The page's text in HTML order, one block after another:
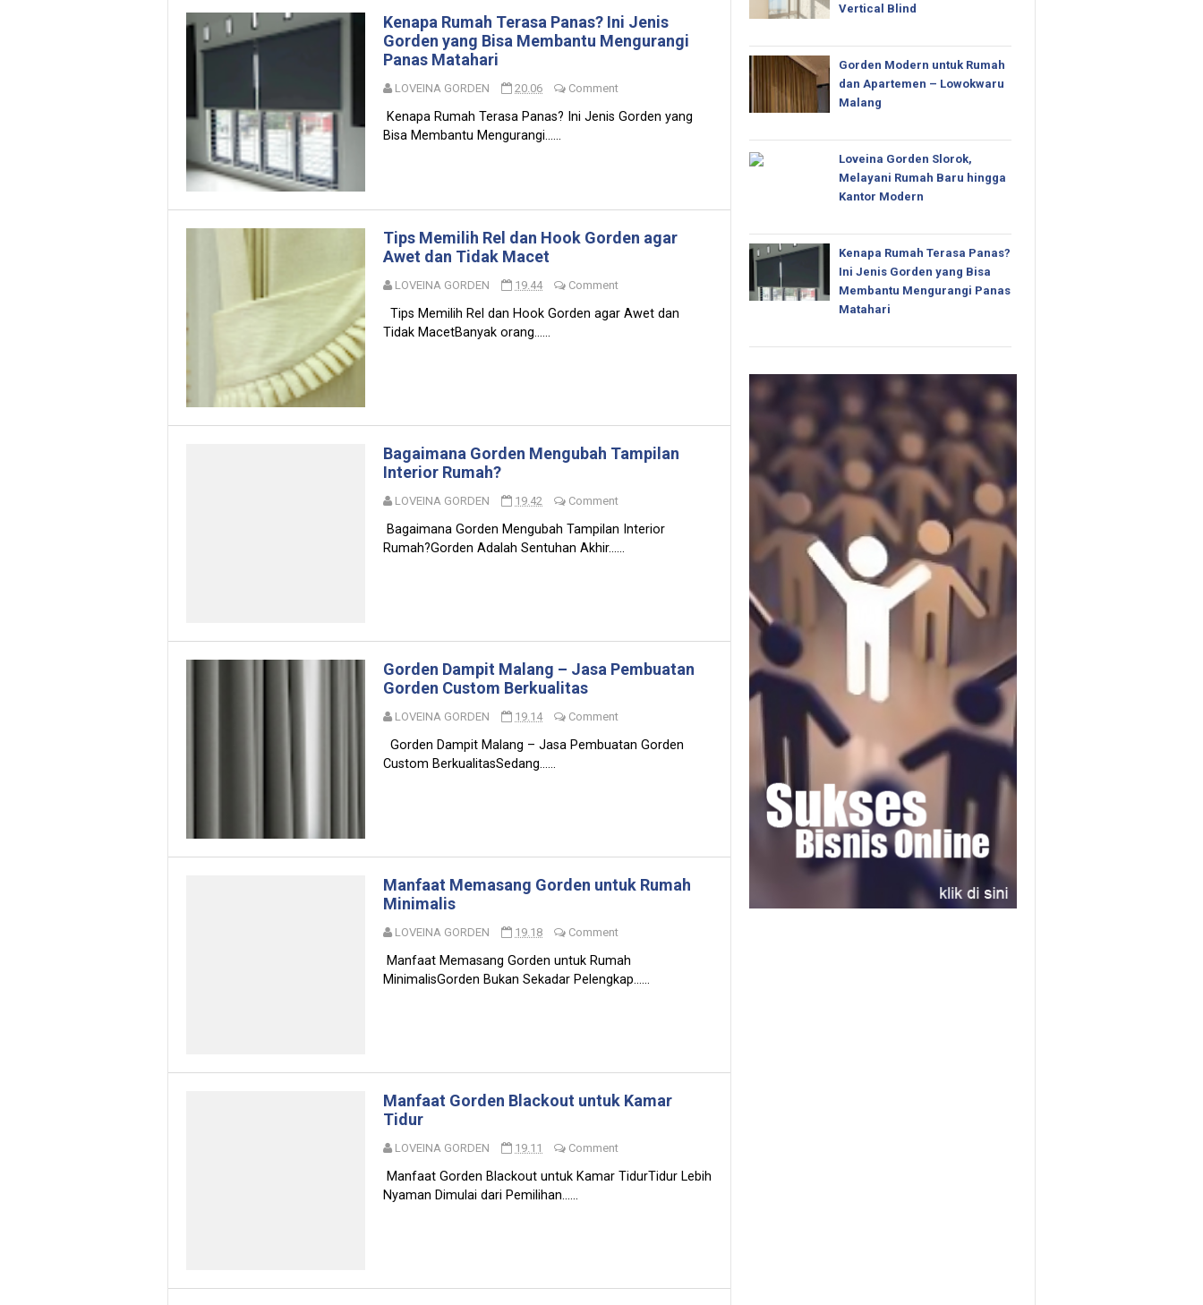
Kenapa Rumah Terasa Panas? Ini Jenis
Gorden yang Bisa Membantu Mengurangi
Panas Matahari
LOVEINA GORDEN 20.06 Comment
Kenapa Rumah Terasa Panas? Ini Jenis Gorden yang
Bisa Membantu Mengurangi......
Tips Memilih Rel dan Hook Gorden agar
Awet dan Tidak Macet
LOVEINA GORDEN 19.44 Comment
Tips Memilih Rel dan Hook Gorden agar Awet dan
Tidak MacetBanyak orang......
Bagaimana Gorden Mengubah Tampilan
Interior Rumah?
LOVEINA GORDEN 19.42 Comment
Bagaimana Gorden Mengubah Tampilan Interior
Rumah?Gorden Adalah Sentuhan Akhir......
Gorden Dampit Malang – Jasa Pembuatan
Gorden Custom Berkualitas
LOVEINA GORDEN 19.14 Comment
Gorden Dampit Malang – Jasa Pembuatan Gorden
Custom BerkualitasSedang......
Manfaat Memasang Gorden untuk Rumah
Minimalis
LOVEINA GORDEN 19.18 Comment
Manfaat Memasang Gorden untuk Rumah
MinimalisGorden Bukan Sekadar Pelengkap......
Manfaat Gorden Blackout untuk Kamar
Tidur
LOVEINA GORDEN 19.11 Comment
Manfaat Gorden Blackout untuk Kamar TidurTidur Lebih
Nyaman Dimulai dari Pemilihan......
Vertical Blind
Gorden Modern untuk Rumah
dan Apartemen – Lowokwaru
Malang
Loveina Gorden Slorok,
Melayani Rumah Baru hingga
Kantor Modern
Kenapa Rumah Terasa Panas?
Ini Jenis Gorden yang Bisa
Membantu Mengurangi Panas
Matahari